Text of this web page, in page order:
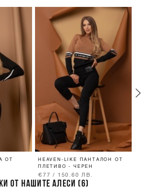
ОТ
HEAVEN-LIKE ПАНТАЛОН ОТ
ПЛЕТИВО - ЧЕРЕН
€77 / 150.60 ЛВ.
ОТ НАШИТЕ АЛЕСИ (6)